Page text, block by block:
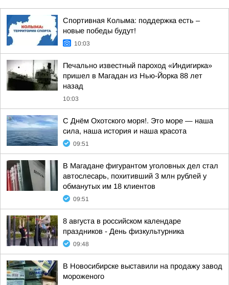
Спортивная Колыма: поддержка есть –
новые победы будут!
10:03
Печально известный пароход «Индигирка»
пришел в Магадан из Нью-Йорка 88 лет
назад
10:03
С Днём Охотского моря!. Это море — наша
сила, наша история и наша красота
09:51
В Магадане фигурантом уголовных дел стал
автослесарь, похитивший 3 млн рублей у
обманутых им 18 клиентов
09:51
8 августа в российском календаре
праздников - День физкультурника
09:48
В Новосибирске выставили на продажу завод
мороженого